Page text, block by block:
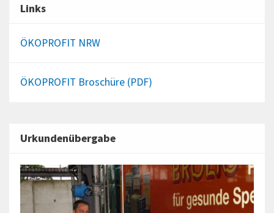
Links
ÖKOPROFIT NRW
ÖKOPROFIT Broschüre (PDF)
Urkundenübergabe